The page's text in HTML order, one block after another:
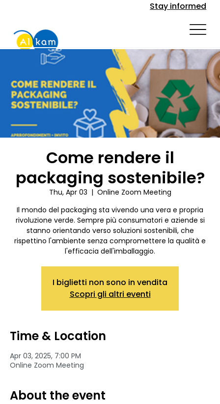
Stay informed
Come rendere il
packaging sostenibile?
Thu, Apr 03
  |
Online Zoom Meeting
Il mondo del packaging sta vivendo una vera e propria
rivoluzione verde. Sempre più consumatori e aziende si
stanno orientando verso soluzioni sostenibili, che
rispettino l'ambiente senza compromettere la qualità e
l'efficacia dell'imballaggio.
I biglietti non sono in vendita
Scopri gli altri eventi
Time & Location
Apr 03, 2025, 7:00 PM
Online Zoom Meeting
About the event